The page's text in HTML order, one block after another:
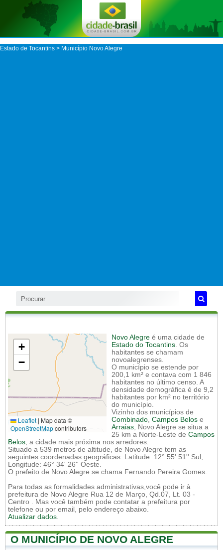
Estado de Tocantins > Município Novo Alegre
+
−
Leaflet | Map data ©
OpenStreetMapcontributors
Novo Alegre é uma cidade de
Estado do Tocantins. Os
habitantes se chamam
novoalegrenses.
O município se estende por
200,1 km² e contava com 1 846
habitantes no último censo. A
densidade demográfica é de 9,2
habitantes por km² no território
do município.
Vizinho dos municípios de
Combinado, Campos Belos e
Arraias, Novo Alegre se situa a
25 km a Norte-Leste de Campos
Belos, a cidade mais próxima nos arredores.
Situado a 539 metros de altitude, de Novo Alegre tem as
seguintes coordenadas geográficas: Latitude: 12° 55' 51'' Sul,
Longitude: 46° 34' 26'' Oeste.
O prefeito de Novo Alegre se chama Fernando Pereira Gomes.
Para todas as formalidades administrativas,você pode ir à
prefeitura de Novo Alegre Rua 12 de Março, Qd.07, Lt. 03 -
Centro . Mas você também pode contatar a prefeitura por
telefone ou por email, pelo endereço abaixo.
Atualizar dados.
O MUNICÍPIO DE NOVO ALEGRE